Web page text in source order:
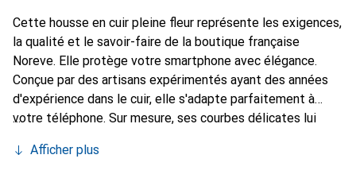
Cette housse en cuir pleine fleur représente les exigences,
la qualité et le savoir-faire de la boutique française
Noreve. Elle protège votre smartphone avec élégance.
Conçue par des artisans expérimentés ayant des années
d'expérience dans le cuir, elle s'adapte parfaitement à
votre téléphone. Sur mesure, ses courbes délicates lui
l'accessoire chic et indispensable pour votre smartphone.
Afficher plus